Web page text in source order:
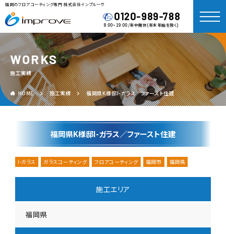
福岡のフロアコーティング専門 株式会社インプルーヴ
0120-989-788
8:00~19:00/年中無休(年末年始を除く)
WORKS
施工実績
HOME 施工実績 福岡県K様邸I-ガラス／ファースト住建
福岡県K様邸I-ガラス／ファースト住建
I-ガラス ガラスコーティング フロアコーティング 福岡市 福岡県
施工エリア
福岡県